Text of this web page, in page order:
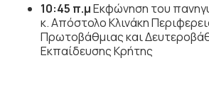
10:45 π.μΕκφώνηση του
κ. Απόστολο Κλινάκη
Πρωτοβάθμιας και
Εκπαίδευσης Κρήτης